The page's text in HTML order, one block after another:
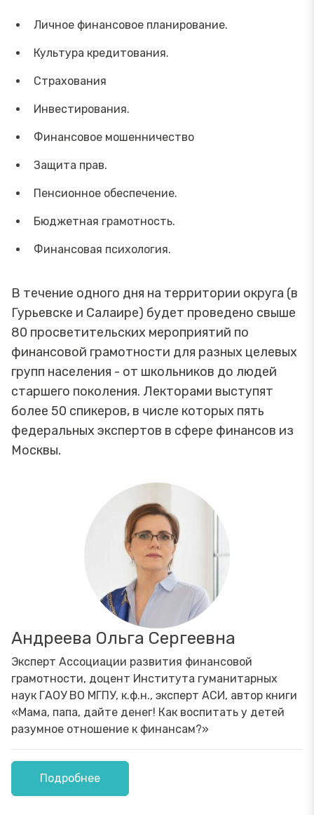
Личное финансовое планирование.
Культура кредитования.
Страхования
Инвестирования.
Финансовое мошенничество
Защита прав.
Пенсионное обеспечение.
Бюджетная грамотность.
Финансовая психология.
В течение одного дня на территории округа (в
Гурьевске и Салаире) будет проведено свыше
80 просветительских мероприятий по
финансовой грамотности для разных целевых
групп населения - от школьников до людей
старшего поколения. Лекторами выступят
более 50 спикеров, в числе которых пять
федеральных экспертов в сфере финансов из
Москвы.
Андреева Ольга Сергеевна
Эксперт Ассоциации развития финансовой
грамотности, доцент Института гуманитарных
наук ГАОУ ВО МГПУ, к.ф.н., эксперт АСИ, автор книги
«Мама, папа, дайте денег! Как воспитать у детей
разумное отношение к финансам?»
Подробнее